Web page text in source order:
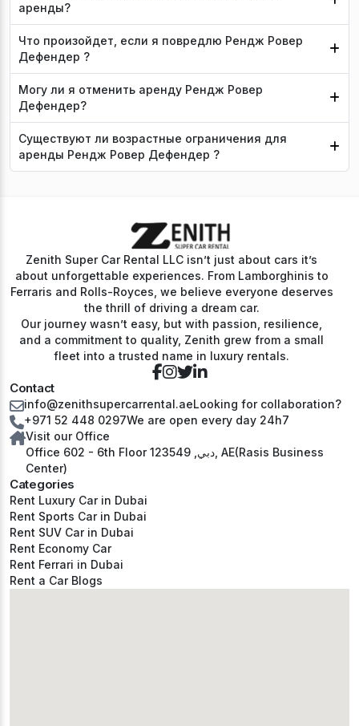
аренды?
Что произойдет, если я повредлю Рендж Ровер
Дефендер ?
Могу ли я отменить аренду Рендж Ровер
Дефендер?
Существуют ли возрастные ограничения для
аренды Рендж Ровер Дефендер ?
Zenith Super Car Rental LLC isn’t just about cars it’s
about unforgettable experiences. From Lamborghinis to
Ferraris and Rolls-Royces, we believe everyone deserves
the thrill of driving a dream car.
Our journey wasn’t easy, but with passion, resilience,
and a commitment to quality, Zenith grew from a small
fleet into a trusted name in luxury rentals.
Categories
Rent Luxury Car in Dubai
Rent Sports Car in Dubai
Rent SUV Car in Dubai
Rent Economy Car
Rent Ferrari in Dubai
Rent a Car Blogs
Contact
info@zenithsupercarrental.aeLooking for collaboration?
+971 52 448 0297We are open every day 24h7
Visit our Office
Office 602 - 6th Floor دبي, 123549, AE(Rasis Business
Center)